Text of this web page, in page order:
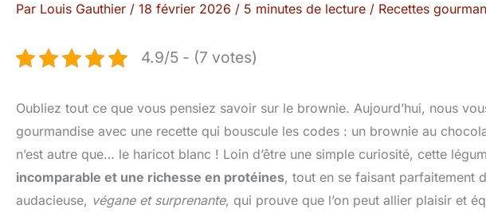
Par Louis Gauthier / 18 février 2026 / 5 minutes de lecture / Recettes
4.9/5 - (7 votes)
Oubliez tout ce que vous pensiez savoir sur le brownie. Aujourd’hui, nous
gourmandise avec une recette qui bouscule les codes : un brownie au
n’est autre que… le haricot blanc ! Loin d’être une simple curiosité, cette
incomparable et une richesse en protéines, tout en se faisant parfaitement
audacieuse, végane et surprenante, qui prouve que l’on peut allier plaisir et